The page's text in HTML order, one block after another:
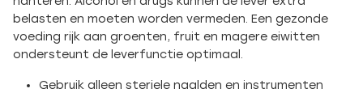
belasten en moeten worden vermeden. Een gezonde
voeding rijk aan groenten, fruit en magere eiwitten
ondersteunt de leverfunctie optimaal.
Gebruik alleen steriele naalden en instrumenten